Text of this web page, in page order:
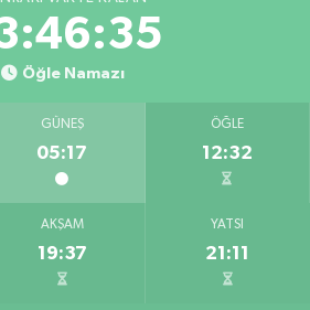
Öğle Namazı
GÜNEŞ
05:17
ÖĞLE
12:32
AKŞAM
19:37
YATSI
21:11